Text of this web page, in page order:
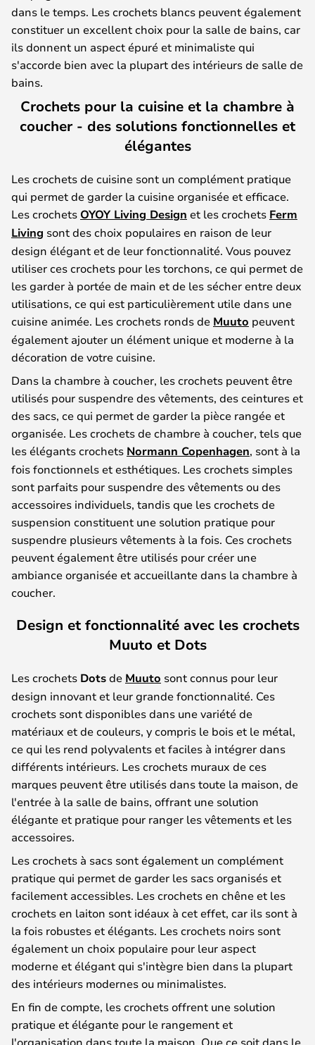
dans le temps. Les crochets blancs peuvent également
constituer un excellent choix pour la salle de bains, car
ils donnent un aspect épuré et minimaliste qui
s'accorde bien avec la plupart des intérieurs de salle de
bains.
Crochets pour la cuisine et la chambre à
coucher - des solutions fonctionnelles et
élégantes
Les crochets de cuisine sont un complément pratique
qui permet de garder la cuisine organisée et efficace.
Les crochets OYOY Living Design et les crochets Ferm
Living sont des choix populaires en raison de leur
design élégant et de leur fonctionnalité. Vous pouvez
utiliser ces crochets pour les torchons, ce qui permet de
les garder à portée de main et de les sécher entre deux
utilisations, ce qui est particulièrement utile dans une
cuisine animée. Les crochets ronds de Muuto peuvent
également ajouter un élément unique et moderne à la
décoration de votre cuisine.
Dans la chambre à coucher, les crochets peuvent être
utilisés pour suspendre des vêtements, des ceintures et
des sacs, ce qui permet de garder la pièce rangée et
organisée. Les crochets de chambre à coucher, tels que
les élégants crochets Normann Copenhagen, sont à la
fois fonctionnels et esthétiques. Les crochets simples
sont parfaits pour suspendre des vêtements ou des
accessoires individuels, tandis que les crochets de
suspension constituent une solution pratique pour
suspendre plusieurs vêtements à la fois. Ces crochets
peuvent également être utilisés pour créer une
ambiance organisée et accueillante dans la chambre à
coucher.
Design et fonctionnalité avec les crochets
Muuto et Dots
Les crochets Dotsde Muuto sont connus pour leur
design innovant et leur grande fonctionnalité. Ces
crochets sont disponibles dans une variété de
matériaux et de couleurs, y compris le bois et le métal,
ce qui les rend polyvalents et faciles à intégrer dans
différents intérieurs. Les crochets muraux de ces
marques peuvent être utilisés dans toute la maison, de
l'entrée à la salle de bains, offrant une solution
élégante et pratique pour ranger les vêtements et les
accessoires.
Les crochets à sacs sont également un complément
pratique qui permet de garder les sacs organisés et
facilement accessibles. Les crochets en chêne et les
crochets en laiton sont idéaux à cet effet, car ils sont à
la fois robustes et élégants. Les crochets noirs sont
également un choix populaire pour leur aspect
moderne et élégant qui s'intègre bien dans la plupart
des intérieurs modernes ou minimalistes.
En fin de compte, les crochets offrent une solution
pratique et élégante pour le rangement et
l'organisation dans toute la maison. Que ce soit dans le